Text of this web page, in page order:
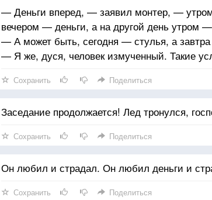
— Деньги вперед, — заявил монтер, —
вечером — деньги, а на другой день утром
— А может быть, сегодня — стулья, а
— Я же, дуся, человек измученный. Такие
Сохранить Поделиться
Заседание продолжается! Лед тронулся,
Сохранить Поделиться
Он любил и страдал. Он любил деньги и
Сохранить Поделиться